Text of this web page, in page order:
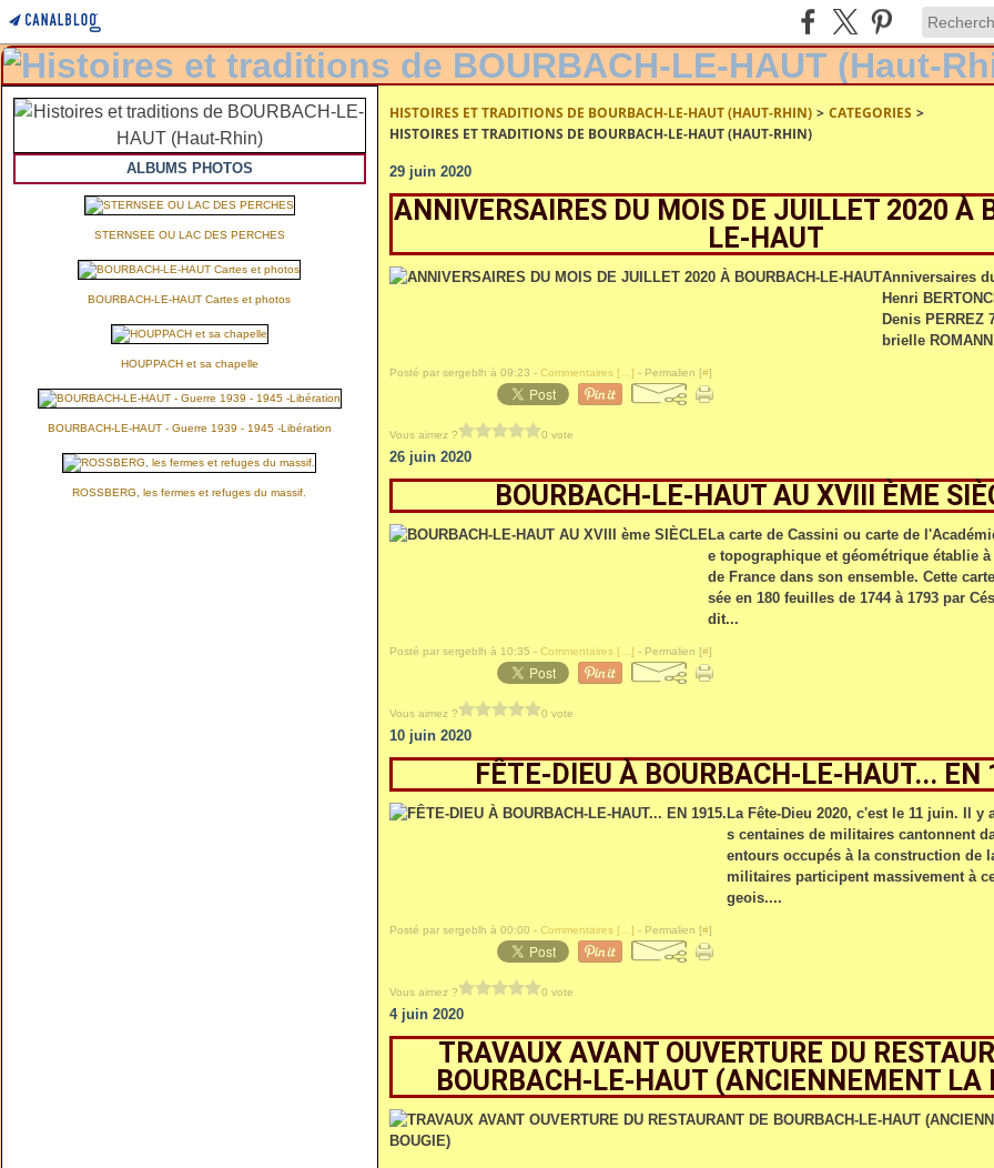
ALBUMS PHOTOS
STERNSEE OU LAC DES PERCHES
BOURBACH-LE-HAUT Cartes et photos
HOUPPACH et sa chapelle
BOURBACH-LE-HAUT - Guerre 1939 - 1945 -Libération
ROSSBERG, les fermes et refuges du massif.
HISTOIRES ET TRADITIONS DE BOURBACH-LE-HAUT (HAUT-RHIN) > CATEGORIES >
HISTOIRES ET TRADITIONS DE BOURBACH-LE-HAUT (HAUT-RHIN)
29 juin 2020
ANNIVERSAIRES DU MOIS DE JUILLET 2020 À
LE-HAUT
Anniversaires
Henri
Denis PERREZ
brielle
Posté par sergeblh à 09:23 - Commentaires [… ] - Permalien [#]
Vous aimez ? 0 vote
26 juin 2020
BOURBACH-LE-HAUT AU XVIII ÈME
La carte de Cassini ou carte de
e topographique et géométrique établie
de France dans son ensemble. Cette
sée en 180 feuilles de 1744 à 1793 par
dit...
Posté par sergeblh à 10:35 - Commentaires [… ] - Permalien [#]
Vous aimez ? 0 vote
10 juin 2020
FÊTE-DIEU À BOURBACH-LE-HAUT... EN
La Fête-Dieu 2020, c'est le 11 juin. Il y
s centaines de militaires cantonnent
entours occupés à la construction de
militaires participent massivement à
geois....
Posté par sergeblh à 00:00 - Commentaires [… ] - Permalien [#]
Vous aimez ? 0 vote
4 juin 2020
TRAVAUX AVANT OUVERTURE DU
BOURBACH-LE-HAUT (ANCIENNEMENT LA